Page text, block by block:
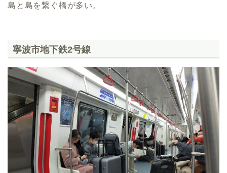
島と島を繋ぐ橋が多い。
寧波市地下鉄2号線